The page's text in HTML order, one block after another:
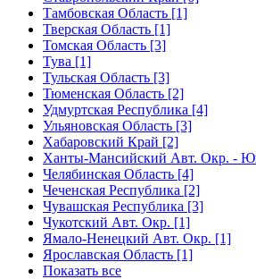
Тамбовская Область [1]
Тверская Область [1]
Томская Область [3]
Тува [1]
Тульская Область [3]
Тюменская Область [2]
Удмуртская Республика [4]
Ульяновская Область [3]
Хабаровский Край [2]
Ханты-Мансийский Авт. Окр. -
Челябинская Область [4]
Чеченская Республика [2]
Чувашская Республика [3]
Чукотский Авт. Окр. [1]
Ямало-Ненецкий Авт. Окр. [1]
Ярославская Область [1]
Показать все